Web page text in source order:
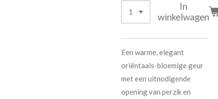
In
winkelwagen
Een warme, elegant
oriëntaals-bloemige geur
met een uitnodigende
opening van perzik en